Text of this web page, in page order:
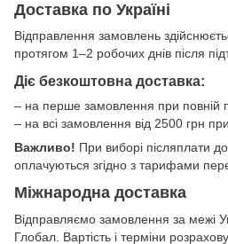
Доставка по Україні
Відправлення замовлень
протягом 1–2 робочих днів після
Діє безкоштовна доставка:
– на перше замовлення при повній
– на всі замовлення від 2500 грн
Важливо! При виборі післяплати
оплачуються згідно з тарифами
Міжнародна доставка
Відправляємо замовлення за межі
Глобал. Вартість і терміни